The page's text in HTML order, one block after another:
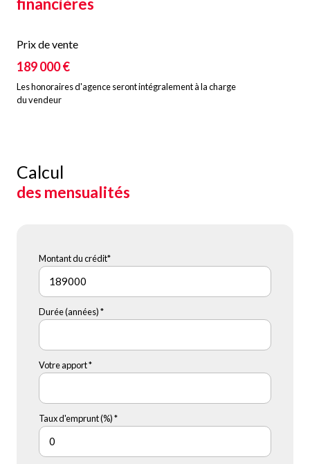
Prix de vente
189 000 €
Les honoraires d'agence seront intégralement à la charge
du vendeur
Calcul
des mensualités
Montant du crédit*
Durée (années) *
Votre apport *
Taux d'emprunt (%) *